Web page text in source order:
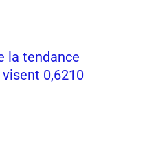
la tendance
0,6210